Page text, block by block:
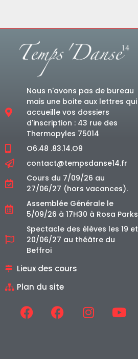
Nous n'avons pas de bureau
mais une boite aux lettres qui
accueille vos dossiers
d'inscription : 43 rue des
Thermopyles 75014
O6.48 .83.14.O9
contact@tempsdanse14.fr
Cours du 7/09/26 au
27/06/27 (hors vacances).
Assemblée Générale le
5/09/26 à 17H30 à Rosa Parks
Spectacle des élèves les 19 et
20/06/27 au théâtre du
Beffroi
Lieux des cours
Plan du site